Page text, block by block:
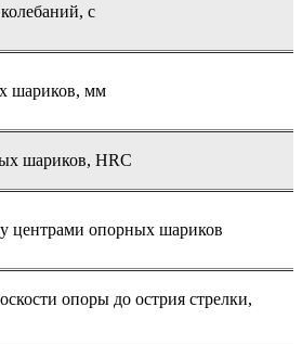
с
шариков, мм
шариков, HRC
центрами опорных шариков
опоры до острия стрелки,